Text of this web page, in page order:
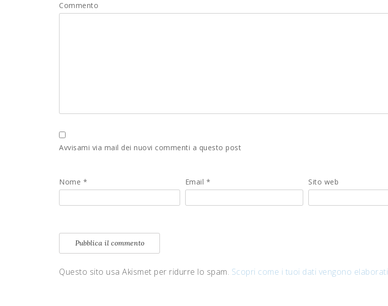
Commento
Avvisami via mail dei nuovi commenti a questo post
Nome * Email * Sito web
Questo sito usa Akismet per ridurre lo spam. Scopri come i tuoi dati vengono elaborati